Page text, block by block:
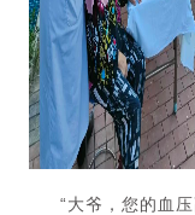
“大爷，您的血压